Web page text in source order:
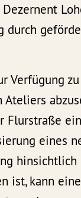
Verfügung
Flurstraße
eines
ist, kann